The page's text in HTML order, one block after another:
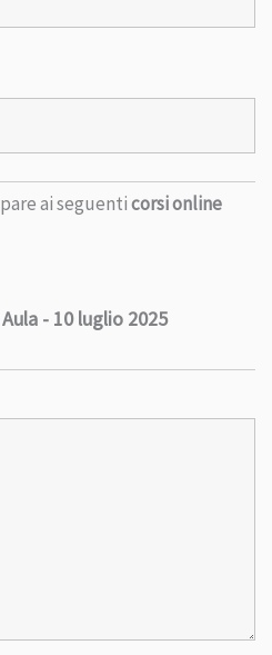
ai seguenticorsi online
- 10 luglio 2025